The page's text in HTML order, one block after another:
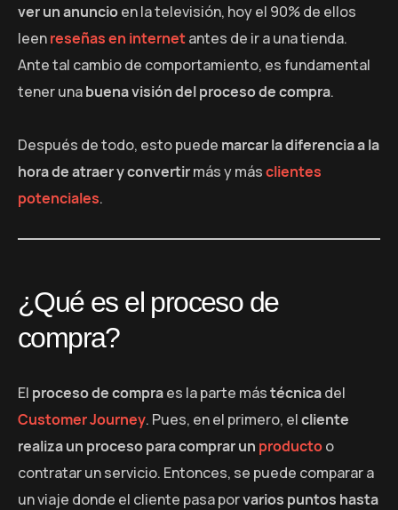
ver un anuncioen la televisión, hoy el 90% de ellos
leenreseñas en internetantes de ir a una tienda.
Ante tal cambio de comportamiento, es fundamental
tener unabuena visión del proceso de compra.
Después de todo, esto puede marcar la diferencia a la
hora de atraer y convertirmás y másclientes
potenciales.
¿Qué es el proceso de
compra?
El proceso de compraes la parte mástécnicadel
Customer Journey. Pues, en el primero, elcliente
realiza un proceso para comprar un productoo
contratar un servicio. Entonces, se puede comparar a
un viaje donde el cliente pasa porvarios puntos hasta